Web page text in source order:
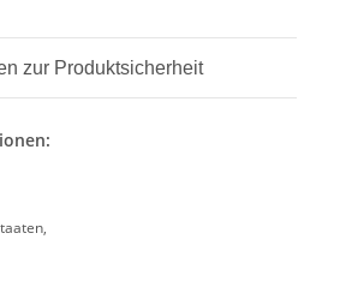
zur Produktsicherheit